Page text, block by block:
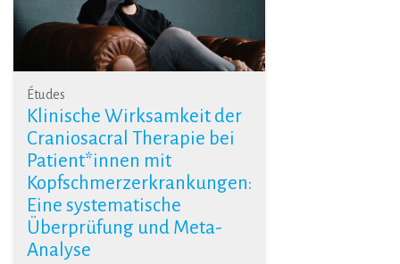
Études
Klinische Wirksamkeit der
Craniosacral Therapie bei
Patient*innen mit
Kopfschmerzerkrankungen:
Eine systematische
Überprüfung und Meta-
Analyse